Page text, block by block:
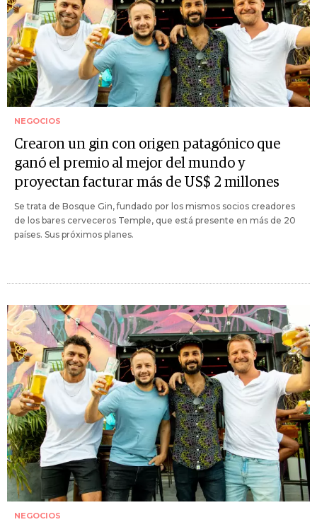
NEGOCIOS
Crearon un gin con origen patagónico que
ganó el premio al mejor del mundo y
proyectan facturar más de US$ 2 millones
Se trata de Bosque Gin, fundado por los mismos socios creadores
de los bares cerveceros Temple, que está presente en más de 20
países. Sus próximos planes.
NEGOCIOS